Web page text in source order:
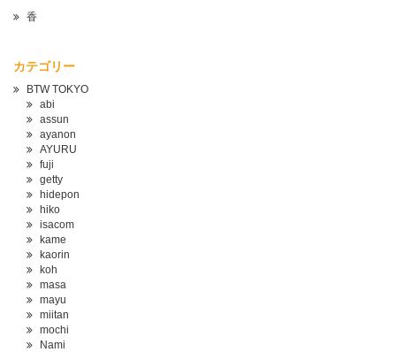
香
カテゴリー
BTW TOKYO
abi
assun
ayanon
AYURU
fuji
getty
hidepon
hiko
isacom
kame
kaorin
koh
masa
mayu
miitan
mochi
Nami